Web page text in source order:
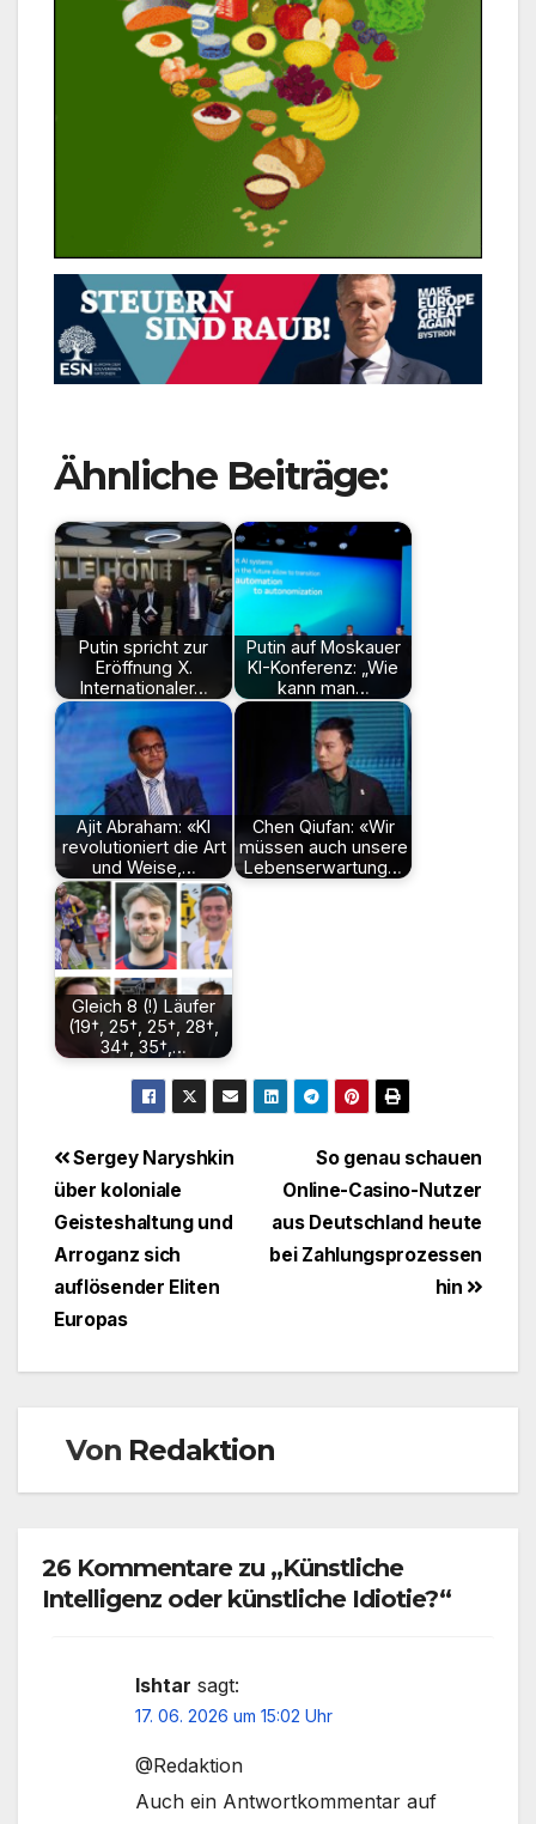
Ähnliche Beiträge:
Putin spricht zur
Eröffnung X.
Internationaler…
Putin auf Moskauer
KI-Konferenz: „Wie
kann man…
Ajit Abraham: «KI
revolutioniert die Art
und Weise,…
Chen Qiufan: «Wir
müssen auch unsere
Lebenserwartung…
Gleich 8 (!) Läufer
(19†, 25†, 25†, 28†,
34†, 35†,…
BeitragsnavigationSo genau schauen
Online-Casino-Nutzer
aus Deutschland heute
bei Zahlungsprozessen
hin
Sergey Naryshkin
über koloniale
Geisteshaltung und
Arroganz sich
auflösender Eliten
Europas
Von Redaktion
26 Kommentare zu „Künstliche
Intelligenz oder künstliche Idiotie?“
Ishtar sagt:
17. 06. 2026 um 15:02 Uhr
@Redaktion
Auch ein Antwortkommentar auf